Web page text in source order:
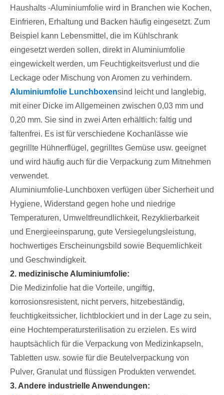
Haushalts -Aluminiumfolie wird in Branchen wie Kochen,
Einfrieren, Erhaltung und Backen häufig eingesetzt. Zum
Beispiel kann Lebensmittel, die im Kühlschrank
eingesetzt werden sollen, direkt in Aluminiumfolie
eingewickelt werden, um Feuchtigkeitsverlust und die
Leckage oder Mischung von Aromen zu verhindern.
Aluminiumfolie Lunchboxensind leicht und langlebig,
mit einer Dicke im Allgemeinen zwischen 0,03 mm und
0,20 mm. Sie sind in zwei Arten erhältlich: faltig und
faltenfrei. Es ist für verschiedene Kochanlässe wie
gegrillte Hühnerflügel, gegrilltes Gemüse usw. geeignet
und wird häufig auch für die Verpackung zum Mitnehmen
verwendet.
Aluminiumfolie-Lunchboxen verfügen über Sicherheit und
Hygiene, Widerstand gegen hohe und niedrige
Temperaturen, Umweltfreundlichkeit, Rezyklierbarkeit
und Energieeinsparung, gute Versiegelungsleistung,
hochwertiges Erscheinungsbild sowie Bequemlichkeit
und Geschwindigkeit.
2. medizinische Aluminiumfolie:
Die Medizinfolie hat die Vorteile, ungiftig,
korrosionsresistent, nicht pervers, hitzebeständig,
feuchtigkeitssicher, lichtblockiert und in der Lage zu sein,
eine Hochtemperatursterilisation zu erzielen. Es wird
hauptsächlich für die Verpackung von Medizinkapseln,
Tabletten usw. sowie für die Beutelverpackung von
Pulver, Granulat und flüssigen Produkten verwendet.
3. Andere industrielle Anwendungen: